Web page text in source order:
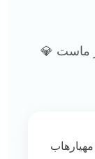
ماست 💎